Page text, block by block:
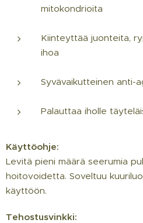
mitokondrioita
Kiinteyttää juonteita,
ihoa
Syvävaikutteinen anti-
Palauttaa iholle
Käyttöohje:
Levitä pieni määrä seerumia
hoitovoidetta. Soveltuu
käyttöön.
Tehostusvinkki: